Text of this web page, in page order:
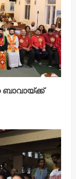
ബാവായ്ക്ക്